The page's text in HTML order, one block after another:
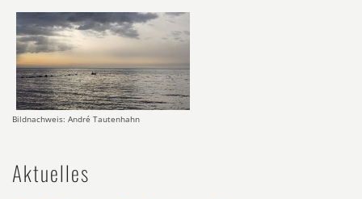
Bildnachweis: André Tautenhahn
Aktuelles